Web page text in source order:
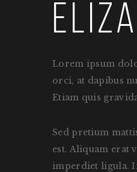
Lorem ipsum
orci, at dapibus
Etiam quis
Sed pretium
est. Aliquam erat
imperdiet ligula.